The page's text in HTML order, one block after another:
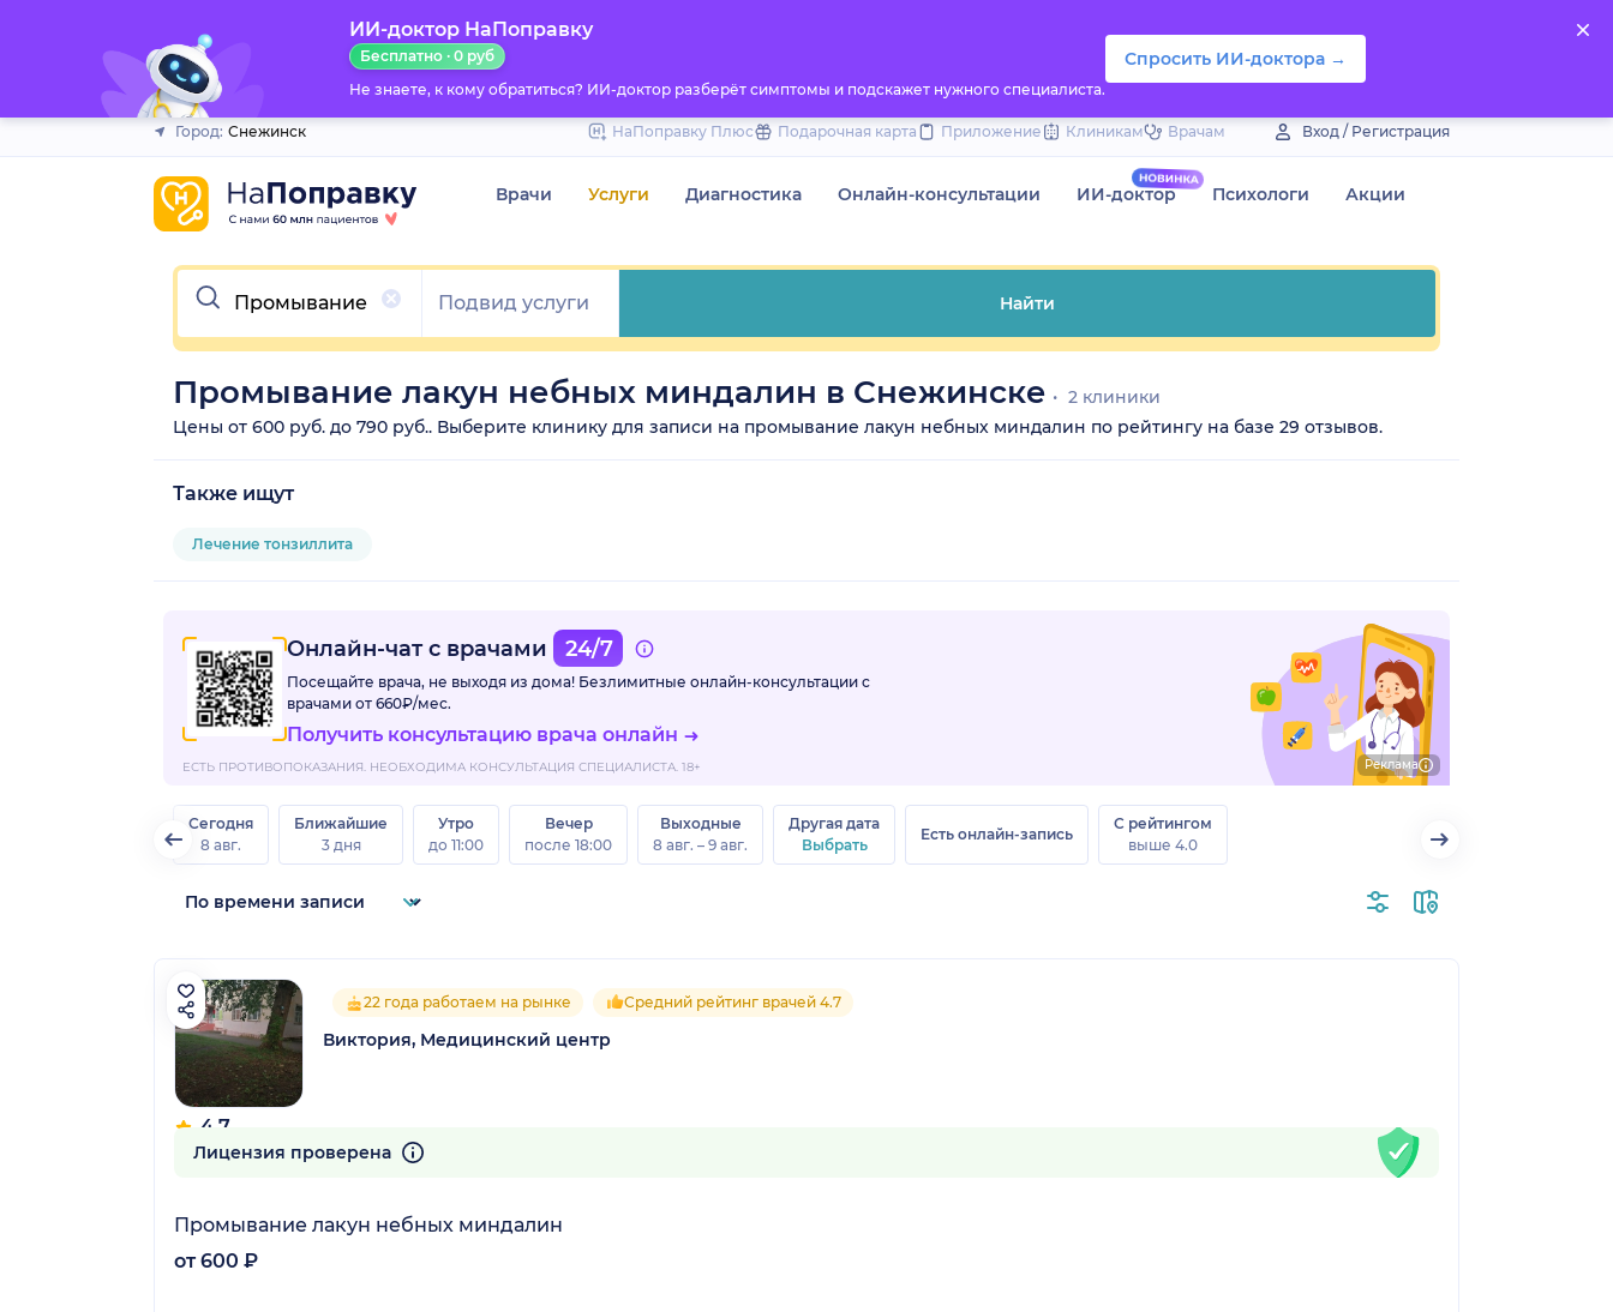
ИИ-доктор НаПоправку
Бесплатно · 0 руб
Не знаете, к кому обратиться? ИИ-доктор разберёт симптомы и подскажет нужного специалиста.
Спросить ИИ-доктора →
Город: Снежинск НаПоправку Плюс Подарочная карта Приложение Клиникам Врачам Вход / Регистрация
Врачи Услуги Диагностика Онлайн-консультации ИИ-доктор Психологи Акции
Очистить
Найти
Промывание лакун небных миндалин в Снежинске
2 клиники
Цены от 600 руб. до 790 руб.. Выберите клинику для записи на промывание лакун небных миндалин по рейтингу на базе 29 отзывов.
Также ищут
Лечение тонзиллита
Онлайн-чат с врачами 24/7
Посещайте врача, не выходя из дома! Безлимитные онлайн-консультации с
врачами от 660₽/мес.
Получить консультацию врача онлайн
ЕСТЬ ПРОТИВОПОКАЗАНИЯ. НЕОБХОДИМА КОНСУЛЬТАЦИЯ СПЕЦИАЛИСТА. 18+ Реклама
Сегодня
8 авг.
Ближайшие
3 дня
Утро
до 11:00
Вечер
после 18:00
Выходные
8 авг. – 9 авг.
Другая дата
Выбрать
Есть онлайн-запись
С рейтингом
выше 4.0
4.7
10 отзывов
22 года работаем на рынке Средний рейтинг врачей 4.7
Виктория, Медицинский центр
Лицензия проверена
Промывание лакун небных миндалин
от 600 ₽